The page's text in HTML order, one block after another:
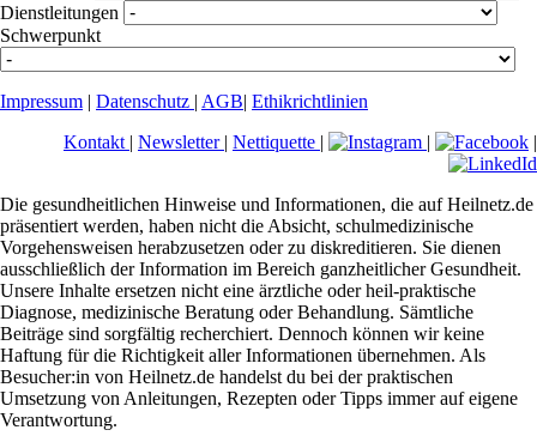
Dienstleitungen
Schwerpunkt
Impressum | Datenschutz | AGB| Ethikrichtlinien
Kontakt | Newsletter | Nettiquette | | |
Die gesundheitlichen Hinweise und Informationen, die auf Heilnetz.de
präsentiert werden, haben nicht die Absicht, schulmedizinische
Vorgehensweisen herabzusetzen oder zu diskreditieren. Sie dienen
ausschließlich der Information im Bereich ganzheitlicher Gesundheit.
Unsere Inhalte ersetzen nicht eine ärztliche oder heil-praktische
Diagnose, medizinische Beratung oder Behandlung. Sämtliche
Beiträge sind sorgfältig recherchiert. Dennoch können wir keine
Haftung für die Richtigkeit aller Informationen übernehmen. Als
Besucher:in von Heilnetz.de handelst du bei der praktischen
Umsetzung von Anleitungen, Rezepten oder Tipps immer auf eigene
Verantwortung.